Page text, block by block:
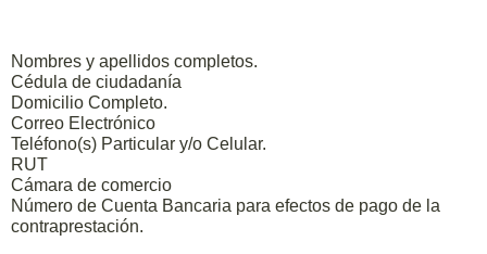
Nombres y apellidos completos.
Cédula de ciudadanía
Domicilio Completo.
Correo Electrónico
Teléfono(s) Particular y/o Celular.
RUT
Cámara de comercio
Número de Cuenta Bancaria para efectos de pago de la
contraprestación.